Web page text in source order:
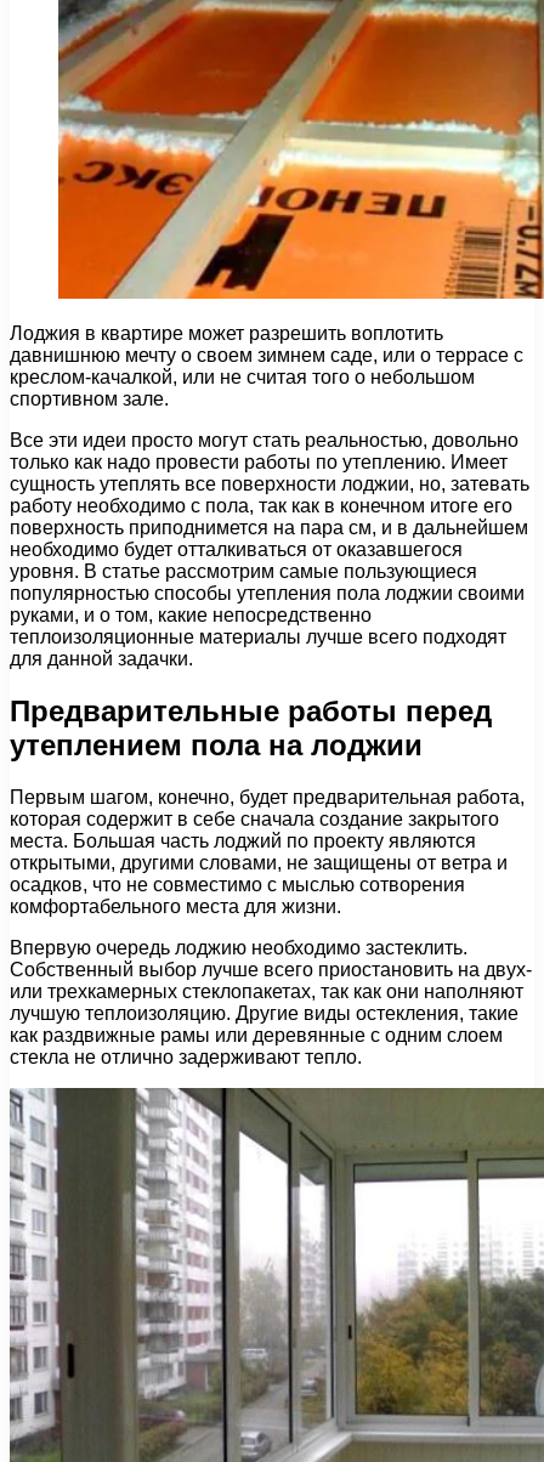
Лоджия в квартире может разрешить воплотить
давнишнюю мечту о своем зимнем саде, или о террасе с
креслом-качалкой, или не считая того о небольшом
спортивном зале.
Все эти идеи просто могут стать реальностью, довольно
только как надо провести работы по утеплению. Имеет
сущность утеплять все поверхности лоджии, но, затевать
работу необходимо с пола, так как в конечном итоге его
поверхность приподнимется на пара см, и в дальнейшем
необходимо будет отталкиваться от оказавшегося
уровня. В статье рассмотрим самые пользующиеся
популярностью способы утепления пола лоджии своими
руками, и о том, какие непосредственно
теплоизоляционные материалы лучше всего подходят
для данной задачки.
Предварительные работы перед
утеплением пола на лоджии
Первым шагом, конечно, будет предварительная работа,
которая содержит в себе сначала создание закрытого
места. Большая часть лоджий по проекту являются
открытыми, другими словами, не защищены от ветра и
осадков, что не совместимо с мыслью сотворения
комфортабельного места для жизни.
Впервую очередь лоджию необходимо застеклить.
Собственный выбор лучше всего приостановить на двух-
или трехкамерных стеклопакетах, так как они наполняют
лучшую теплоизоляцию. Другие виды остекления, такие
как раздвижные рамы или деревянные с одним слоем
стекла не отлично задерживают тепло.